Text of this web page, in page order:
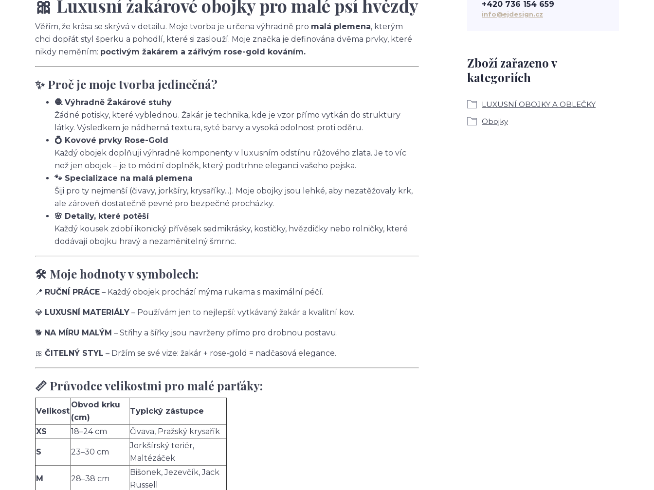
🎀 Luxusní žakárové obojky pro malé psí hvězdy
Věřím, že krása se skrývá v detailu. Moje tvorba je určena výhradně pro malá plemena, kterým
chci dopřát styl šperku a pohodlí, které si zaslouží. Moje značka je definována dvěma prvky, které
nikdy neměním: poctivým žakárem a zářivým rose-gold kováním.
✨ Proč je moje tvorba jedinečná?
🧶 Výhradně Žakárové stuhy
Žádné potisky, které vyblednou. Žakár je technika, kde je vzor přímo vytkán do struktury
látky. Výsledkem je nádherná textura, syté barvy a vysoká odolnost proti oděru.
💍 Kovové prvky Rose-Gold
Každý obojek doplňuji výhradně komponenty v luxusním odstínu růžového zlata. Je to víc
než jen obojek – je to módní doplněk, který podtrhne eleganci vašeho pejska.
🐾 Specializace na malá plemena
Šiji pro ty nejmenší (čivavy, jorkšíry, krysaříky...). Moje obojky jsou lehké, aby nezatěžovaly krk,
ale zároveň dostatečně pevné pro bezpečné procházky.
🌸 Detaily, které potěší
Každý kousek zdobí ikonický přívěsek sedmikrásky, kostičky, hvězdičky nebo rolničky, které
dodávají obojku hravý a nezaměnitelný šmrnc.
🛠️ Moje hodnoty v symbolech:
📍 RUČNÍ PRÁCE – Každý obojek prochází mýma rukama s maximální péčí.
💎 LUXUSNÍ MATERIÁLY – Používám jen to nejlepší: vytkávaný žakár a kvalitní kov.
🐕 NA MÍRU MALÝM – Střihy a šířky jsou navrženy přímo pro drobnou postavu.
🎀 ČITELNÝ STYL – Držím se své vize: žakár + rose-gold = nadčasová elegance.
📏 Průvodce velikostmi pro malé parťáky:
Velikost
Obvod krku
(cm)
Typický zástupce
XS 18–24 cm Čivava, Pražský krysařík
S 23–30 cm
Jorkšírský teriér,
Maltézáček
M 28–38 cm
Bišonek, Jezevčík, Jack
Russell
Zboží zařazeno v
kategoriích
LUXUSNÍ OBOJKY A OBLEČKY
Obojky
+420 736 154 659
info@ejdesign.cz